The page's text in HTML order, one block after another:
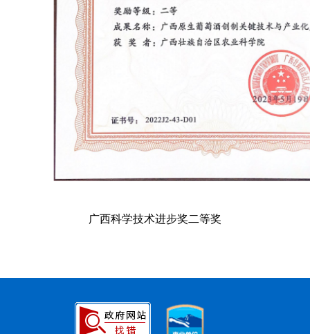
广西科学技术进步奖二等奖